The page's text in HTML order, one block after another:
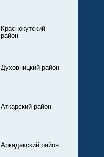
Краснокутский
район
Духовницкий район
Аткарский район
Аркадакский район